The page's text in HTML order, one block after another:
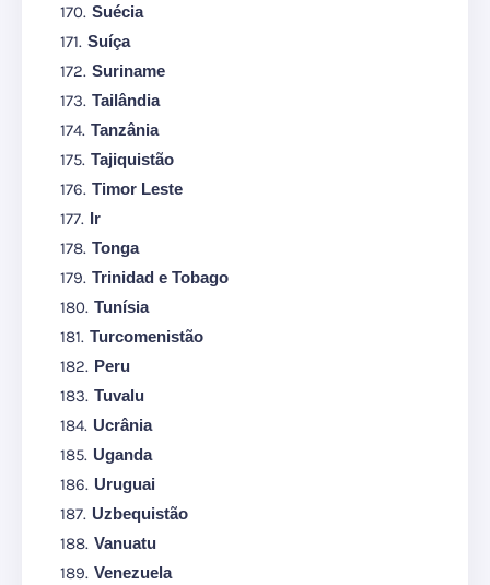
Suécia
Suíça
Suriname
Tailândia
Tanzânia
Tajiquistão
Timor Leste
Ir
Tonga
Trinidad e Tobago
Tunísia
Turcomenistão
Peru
Tuvalu
Ucrânia
Uganda
Uruguai
Uzbequistão
Vanuatu
Venezuela